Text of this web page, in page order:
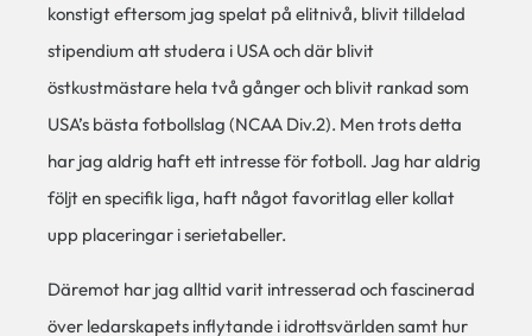
konstigt eftersom jag spelat på elitnivå, blivit tilldelad
stipendium att studera i USA och där blivit
östkustmästare hela två gånger och blivit rankad som
USA’s bästa fotbollslag (NCAA Div.2). Men trots detta
har jag aldrig haft ett intresse för fotboll. Jag har aldrig
följt en specifik liga, haft något favoritlag eller kollat
upp placeringar i serietabeller.
Däremot har jag alltid varit intresserad och fascinerad
över ledarskapets inflytande i idrottsvärlden samt hur